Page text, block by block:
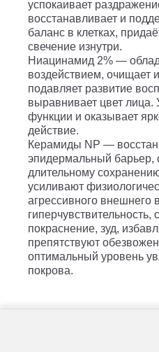
успокаивает
восстанавливает и
баланс в клетках,
свечение изнутри.
Ниацинамид 2% —
воздействием, очищает
подавляет развитие
выравнивает цвет лица.
функции и оказывает
действие.
Керамиды NP —
эпидермальный барьер,
длительному
усиливают
агрессивного внешнего
покраснение, зуд,
препятствуют
оптимальный уровень
покрова.